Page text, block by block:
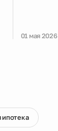
01 мая 2026
ипотека